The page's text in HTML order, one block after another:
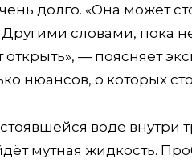
долго. «Она может
словами, пока
— поясняет
нюансов, о которых
воде внутри
мутная жидкость.